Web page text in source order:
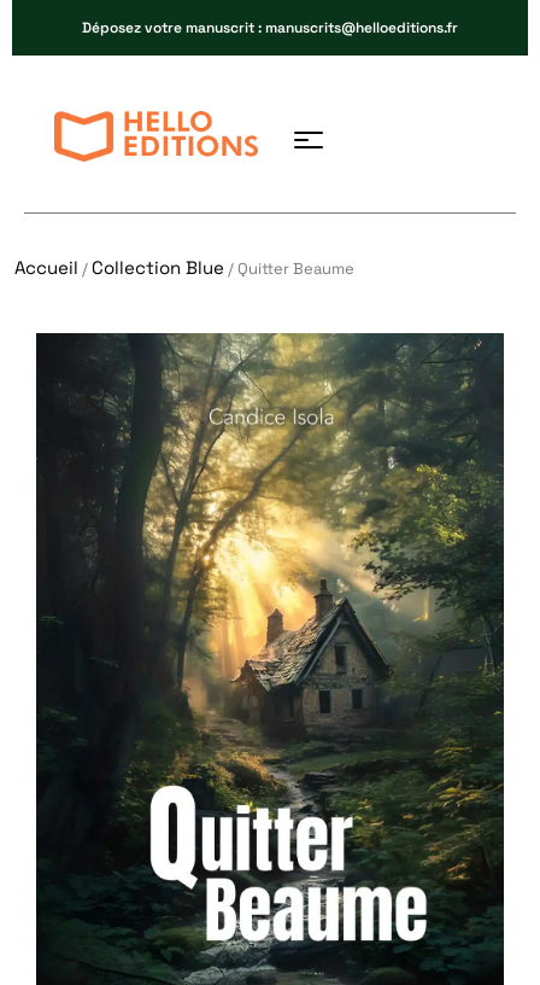
Déposez votre manuscrit : manuscrits@helloeditions.fr
Accueil /Collection Blue / Quitter Beaume